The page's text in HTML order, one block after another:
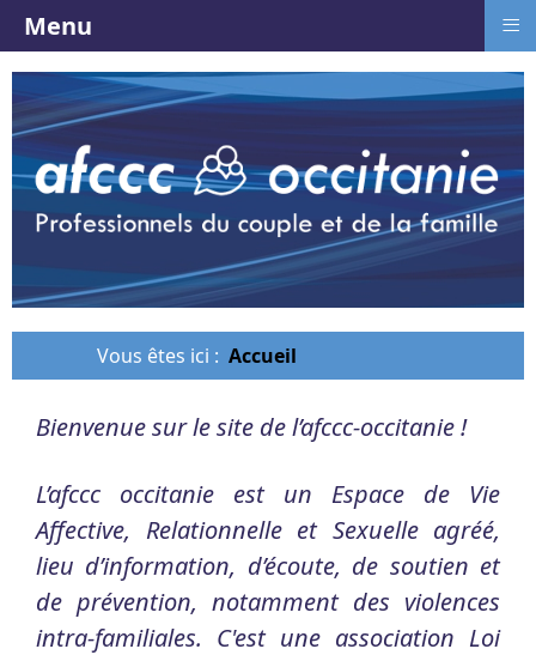
Vous êtes ici : Accueil
Bienvenue sur le site de l’afccc-occitanie !
L’afccc occitanie est un Espace de Vie
Affective, Relationnelle et Sexuelle agréé,
lieu d’information, d’écoute, de soutien et
de prévention, notamment des violences
intra-familiales. C'est une association Loi
Menu ≡